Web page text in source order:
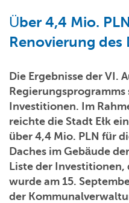
Über 4,4 Mio.
Renovierung des
Die Ergebnisse der VI.
Investitionen. Im
reichte die Stadt Ełk
über 4,4 Mio. PLN für
Daches im Gebäude
Liste der
wurde am 15.
der